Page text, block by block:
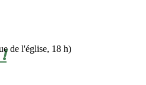
de l'église, 18 h)
!